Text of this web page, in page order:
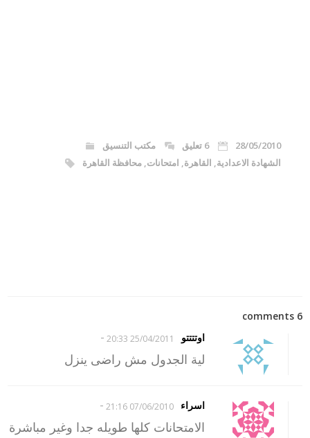
28/05/2010 6 تعليق
مكتب التنسيق
الشهادة الاعدادية, القاهرة, امتحانات,محافظة القاهرة
6 comments
اوتتتتو
25/04/2011 20:33
-
لية الجدول مش راضى ينزل
اسراء 07/06/2010 21:16
-
الامتحانات كلها طويله جدا وغير مباشرة